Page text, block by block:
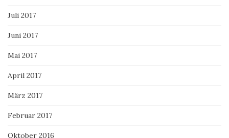
Juli 2017
Juni 2017
Mai 2017
April 2017
März 2017
Februar 2017
Oktober 2016